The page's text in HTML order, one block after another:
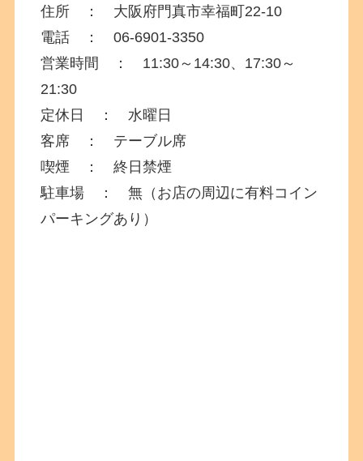
住所 ： 大阪府門真市幸福町22-10
電話 ： 06-6901-3350
営業時間 ： 11:30～14:30、17:30～
21:30
定休日 ： 水曜日
客席 ： テーブル席
喫煙 ： 終日禁煙
駐車場 ：無（お店の周辺に有料コイン
パーキングあり）